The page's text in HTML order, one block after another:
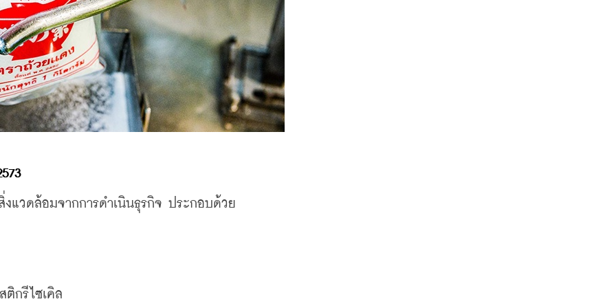
วดล้อมจากการดำเนินธุรกิจ ประกอบด้วย
กรีไซเคิล